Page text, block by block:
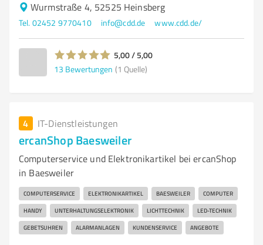
Wurmstraße 4, 52525 Heinsberg
Tel. 02452 9770410 info@cdd.de www.cdd.de/
5,00 / 5,00
13 Bewertungen (1 Quelle)
4 IT-Dienstleistungen
ercanShop Baesweiler
Computerservice und Elektronikartikel bei ercanShop
in Baesweiler
COMPUTERSERVICE ELEKTRONIKARTIKEL BAESWEILER COMPUTER
HANDY UNTERHALTUNGSELEKTRONIK LICHTTECHNIK LED-TECHNIK
GEBETSUHREN ALARMANLAGEN KUNDENSERVICE ANGEBOTE